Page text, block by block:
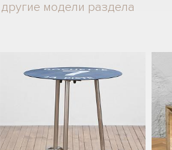
другие модели раздела